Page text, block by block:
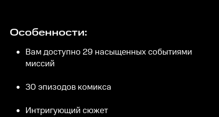
Особенности:
Вам доступно 29 насыщенных событиями
миссий
30 эпизодов комикса
Интригующий сюжет